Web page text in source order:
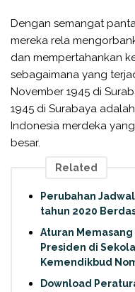
Dengan semangat
mereka rela
dan mempertahankan
sebagaimana yang
November 1945 di
1945 di Surabaya
Indonesia merdeka
besar.
Related
Perubahan
tahun 2020
Aturan
Presiden di
Kemendikbud
Download